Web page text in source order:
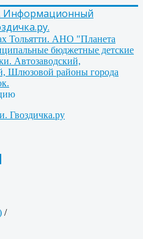
Информационный
Тольятти. АНО "Планета
бюджетные детские
Автозаводский,
Шлюзовой районы города
Гвоздичка.ру
/